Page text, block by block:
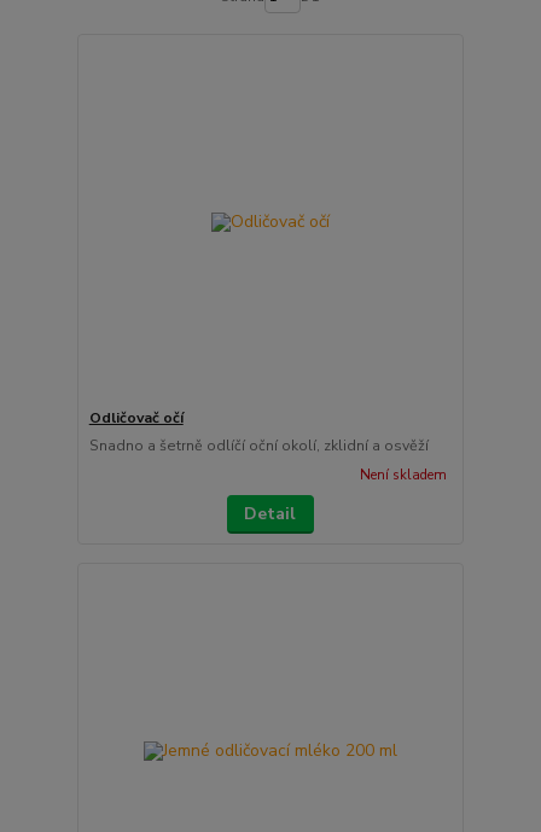
Odličovač očí
Snadno a šetrně odlíčí oční okolí, zklidní a osvěží
Není skladem
Detail